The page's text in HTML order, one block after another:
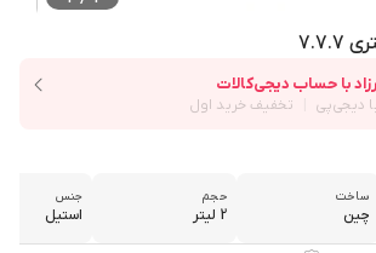
ساخت
چین
حجم
2 لیتر
جنس
استیل